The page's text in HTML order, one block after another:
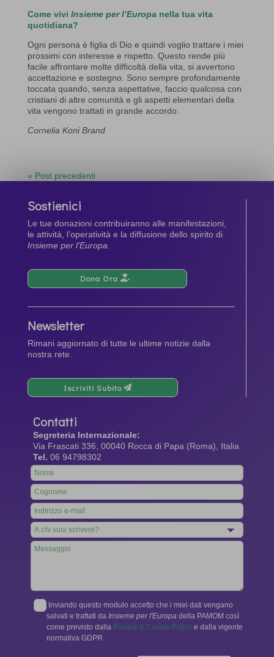
Come vivi Insieme per l’Europa nella tua vita
quotidiana?
Ogni persona è figlia di Dio e quindi voglio trattare i miei
prossimi con interesse e rispetto. Questo rende più
facile affrontare molte difficoltà della vita, si avvertono
accettazione e sostegno. Sono sempre profondamente
toccata quando, senza aspettative, faccio qualcosa con
cristiani di altre comunità e gli aspetti elementari della
vita vengono trattati in grande accordo.
Cornelia Koni Brand
« Post precedenti
Sostienici
Le tue donazioni contribuiranno alle manifestazioni,
le attività, l’operatività e la diffusione dello spirito di
Insieme per l’Europa
Dona Ora
Newsletter
Rimani aggiornato di tutte le ultime notizie dalla
nostra rete.
Iscriviti Subito
Contatti
Segreteria Internazionale:
Via Frascati 336, 00040 Rocca di Papa (Roma), Italia
Tel. 06 94798302
Leave
this
field
blank
Inviando questo modulo accetto che i miei dati vengano
salvati e trattati da Insieme per l'Europa della PAMOM così
come previsto dalla Privacy & Cookie Policy e dalla vigente
normativa GDPR.